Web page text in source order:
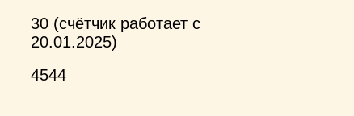
30 (счётчик работает с
20.01.2025)
4544